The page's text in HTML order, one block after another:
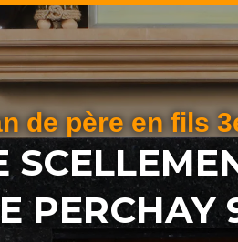
de père en fils
PERCHAY